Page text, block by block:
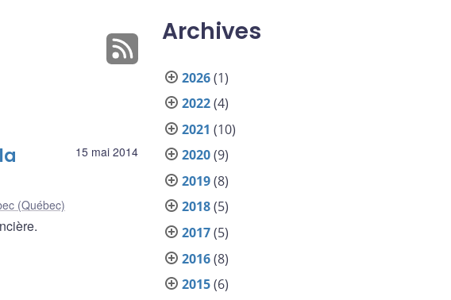
15 mai 2014
(Québec)
Archives
2026(1)
2022(4)
2021 (10)
2020(9)
2019(8)
2018(5)
2017(5)
2016(8)
2015(6)